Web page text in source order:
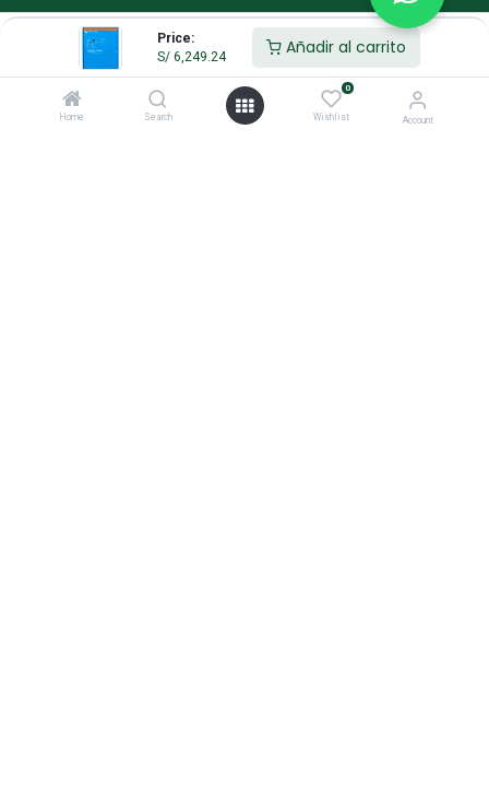
Price:
S/ 6,249.24 Añadir al carrito
Home Search
0
Wishlist Account
Datasheet-MultiPlus-inverter-charger-800VA-5kVA-ES
Descargar